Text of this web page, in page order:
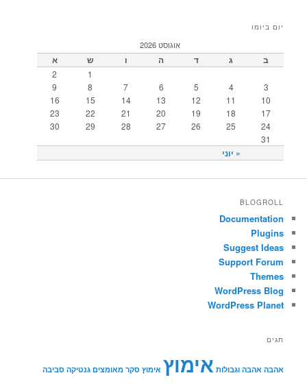
יום ביומו
אוגוסט 2026
ב ד ה ש א
« יוני
3
4
5
6
7
10
11
12
13
14
15
16
17
18
19
20
21
22
23
24
25
26
27
28
29
30
31
BLOGROLL
Documentation
Plugins
Suggest Ideas
Support Forum
Themes
WordPress Blog
WordPress Planet
תגים
אהבה אהבה וגבולות אימוץ
אימוץ סקר מאומצים גנטיקה סביבה